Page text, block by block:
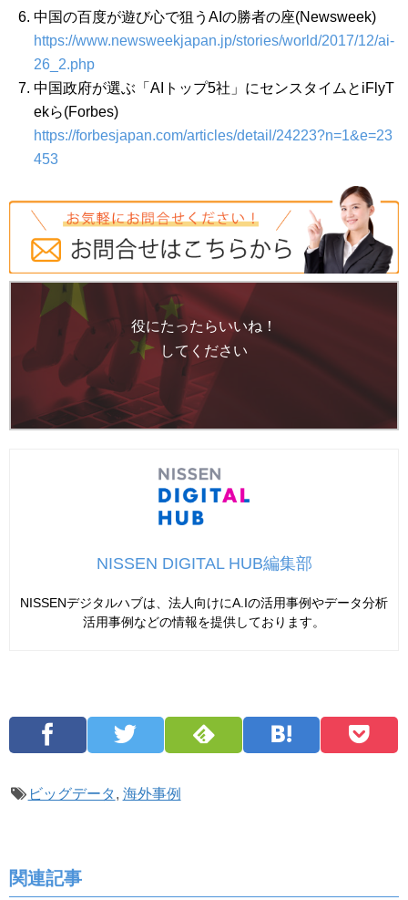
中国の百度が遊び心で狙うAIの勝者の座(Newsweek)
https://www.newsweekjapan.jp/stories/world/2017/12/ai-
26_2.php
中国政府が選ぶ「AIトップ5社」にセンスタイムとiFlyT
ekら(Forbes)
https://forbesjapan.com/articles/detail/24223?n=1&e=23
453
役にたったらいいね！
してください
NISSEN DIGITAL HUB編集部
NISSENデジタルハブは、法人向けにA.Iの活用事例やデータ分析
活用事例などの情報を提供しております。
ビッグデータ, 海外事例
関連記事